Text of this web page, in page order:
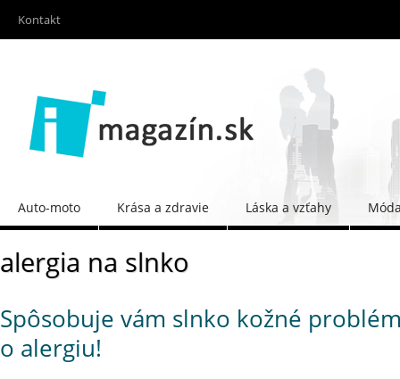
Kontakt
Auto-moto Krása a zdravie Láska a vzťahy
alergia na slnko
Spôsobuje vám slnko kožné
o alergiu!